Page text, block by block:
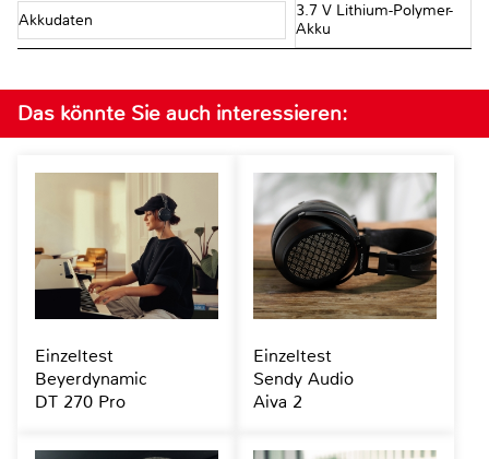
Akkudaten
3.7 V Lithium-Polymer-
Akku
Das könnte Sie auch interessieren:
Einzeltest
Beyerdynamic
DT 270 Pro
Einzeltest
Sendy Audio
Aiva 2